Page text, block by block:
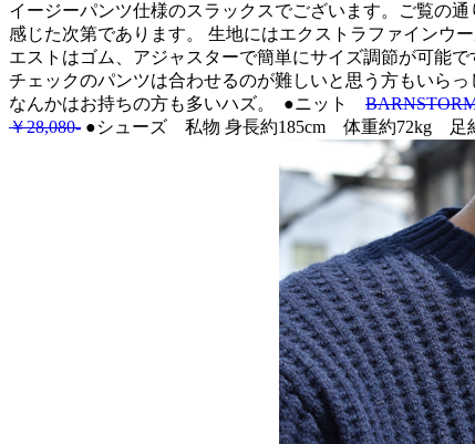
イージーパンツ仕様のスラックスでございます。ご覧の
感じた次第であります。 生地にはエクストラファインウ
エストはゴム、アジャスターで簡単にサイズ調節が可能で
チェックのパンツは合わせるのが難しいと思う方もいら
なんかはお持ちの方も多いハズ。
●ニット
￥28,080‐ ●シューズ 私物 身長約185cm 体重約72kg 足約